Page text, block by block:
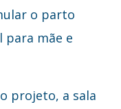
o parto
para mãe e
projeto, a sala